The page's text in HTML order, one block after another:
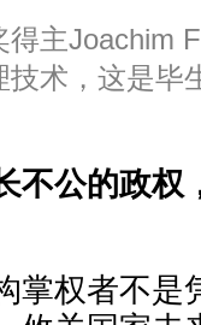
主Joachim
术，这是毕
不公的政权
掌权者不是